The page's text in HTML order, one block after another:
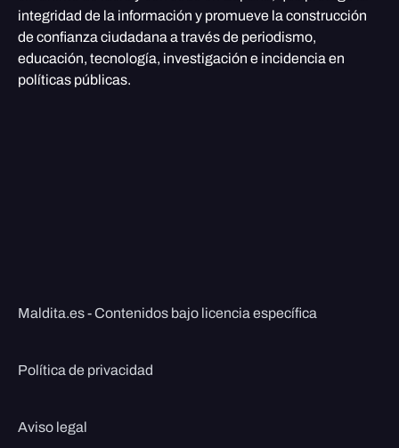
integridad de la información y promueve la construcción
de confianza ciudadana a través de periodismo,
educación, tecnología, investigación e incidencia en
políticas públicas.
Maldita.es - Contenidos bajo licencia específica
Política de privacidad
Aviso legal